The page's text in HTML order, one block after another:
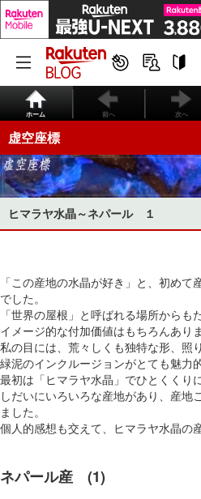
ホーム 前へ 次へ
虚空座標
ヒマラヤ水晶～ネパール １
「この産地の水晶が好き」と、初め
でした。
「世界の屋根」と呼ばれる場所からも
イメージ的な付加価値はもちろんありま
私の目には、荒々しくも独特な形、照
緑泥のインクルージョンがとても魅力
最初は「ヒマラヤ水晶」でひとくくり
しだいにいろいろな産地があり、産地
ました。
個人的感想も交えて、ヒマラヤ水晶の
ネパール産 (1)